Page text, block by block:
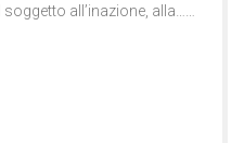
all’inazione, alla……